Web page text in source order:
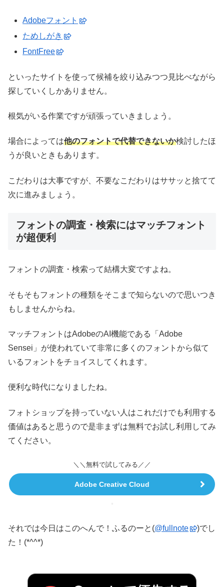
Adobeフォント
ためしがき
FontFree
といったサイトを使って候補を絞り込みつつ見比べながら
探していくしかありません。
根気がいる作業ですが頑張っていきましょう。
場合によっては他のフォントで代替できないか検討したほ
うが良いときもあります。
こだわりは大事ですが、不要なこだわりはササッと捨てて
次に進みましょう。
フォントの調査・検索にはマッチフォント
が超便利
フォントの調査・検索って結構大変ですよね。
そもそもフォントの種類をそこまで知らないので思いつき
もしませんからね。
マッチフォントはAdobeのAI機能である「Adobe
Sensei」が使われていて非常に多くのフォントから似て
いるフォントをチョイスしてくれます。
便利な時代になりましたね。
フォトショップを持っていない人はこれだけでも利用する
価値はあると思うので是非まずは無料でお試し利用してみ
てください。
＼＼無料で試してみる／／
Adobe Creative Cloud
それでは今日はこのへんで！ふるのーと(@fullnote
)でし
た！(*^^*)